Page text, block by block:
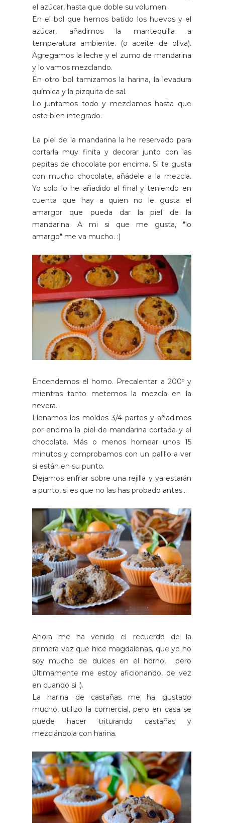
el azúcar, hasta que doble su volumen.
En el bol que hemos batido los huevos y el
azúcar, añadimos la mantequilla a
temperatura ambiente. (o aceite de oliva).
Agregamos la leche y el zumo de mandarina
y lo vamos mezclando.
En otro bol tamizamos la harina, la levadura
química y la pizquita de sal.
Lo juntamos todo y mezclamos hasta que
este bien integrado.
La piel de la mandarina la he reservado para
cortarla muy finita y decorar junto con las
pepitas de chocolate por encima. Si te gusta
con mucho chocolate, añádele a la mezcla.
Yo solo lo he añadido al final y teniendo en
cuenta que hay a quien no le gusta el
amargor que pueda dar la piel de la
mandarina. A mi si que me gusta, "lo
amargo" me va mucho. :)
Encendemos el horno. Precalentar a 200º y
mientras tanto metemos la mezcla en la
nevera.
Llenamos los moldes 3/4 partes y añadimos
por encima la piel de mandarina cortada y el
chocolate. Más o menos hornear unos 15
minutos y comprobamos con un palillo a ver
si están en su punto.
Dejamos enfriar sobre una rejilla y ya estarán
a punto, si es que no las has probado antes...
Ahora me ha venido el recuerdo de la
primera vez que hice magdalenas, que yo no
soy mucho de dulces en el horno, pero
últimamente me estoy aficionando, de vez
en cuando si :).
La harina de castañas me ha gustado
mucho, utilizo la comercial, pero en casa se
puede hacer triturando castañas y
mezclándola con harina.